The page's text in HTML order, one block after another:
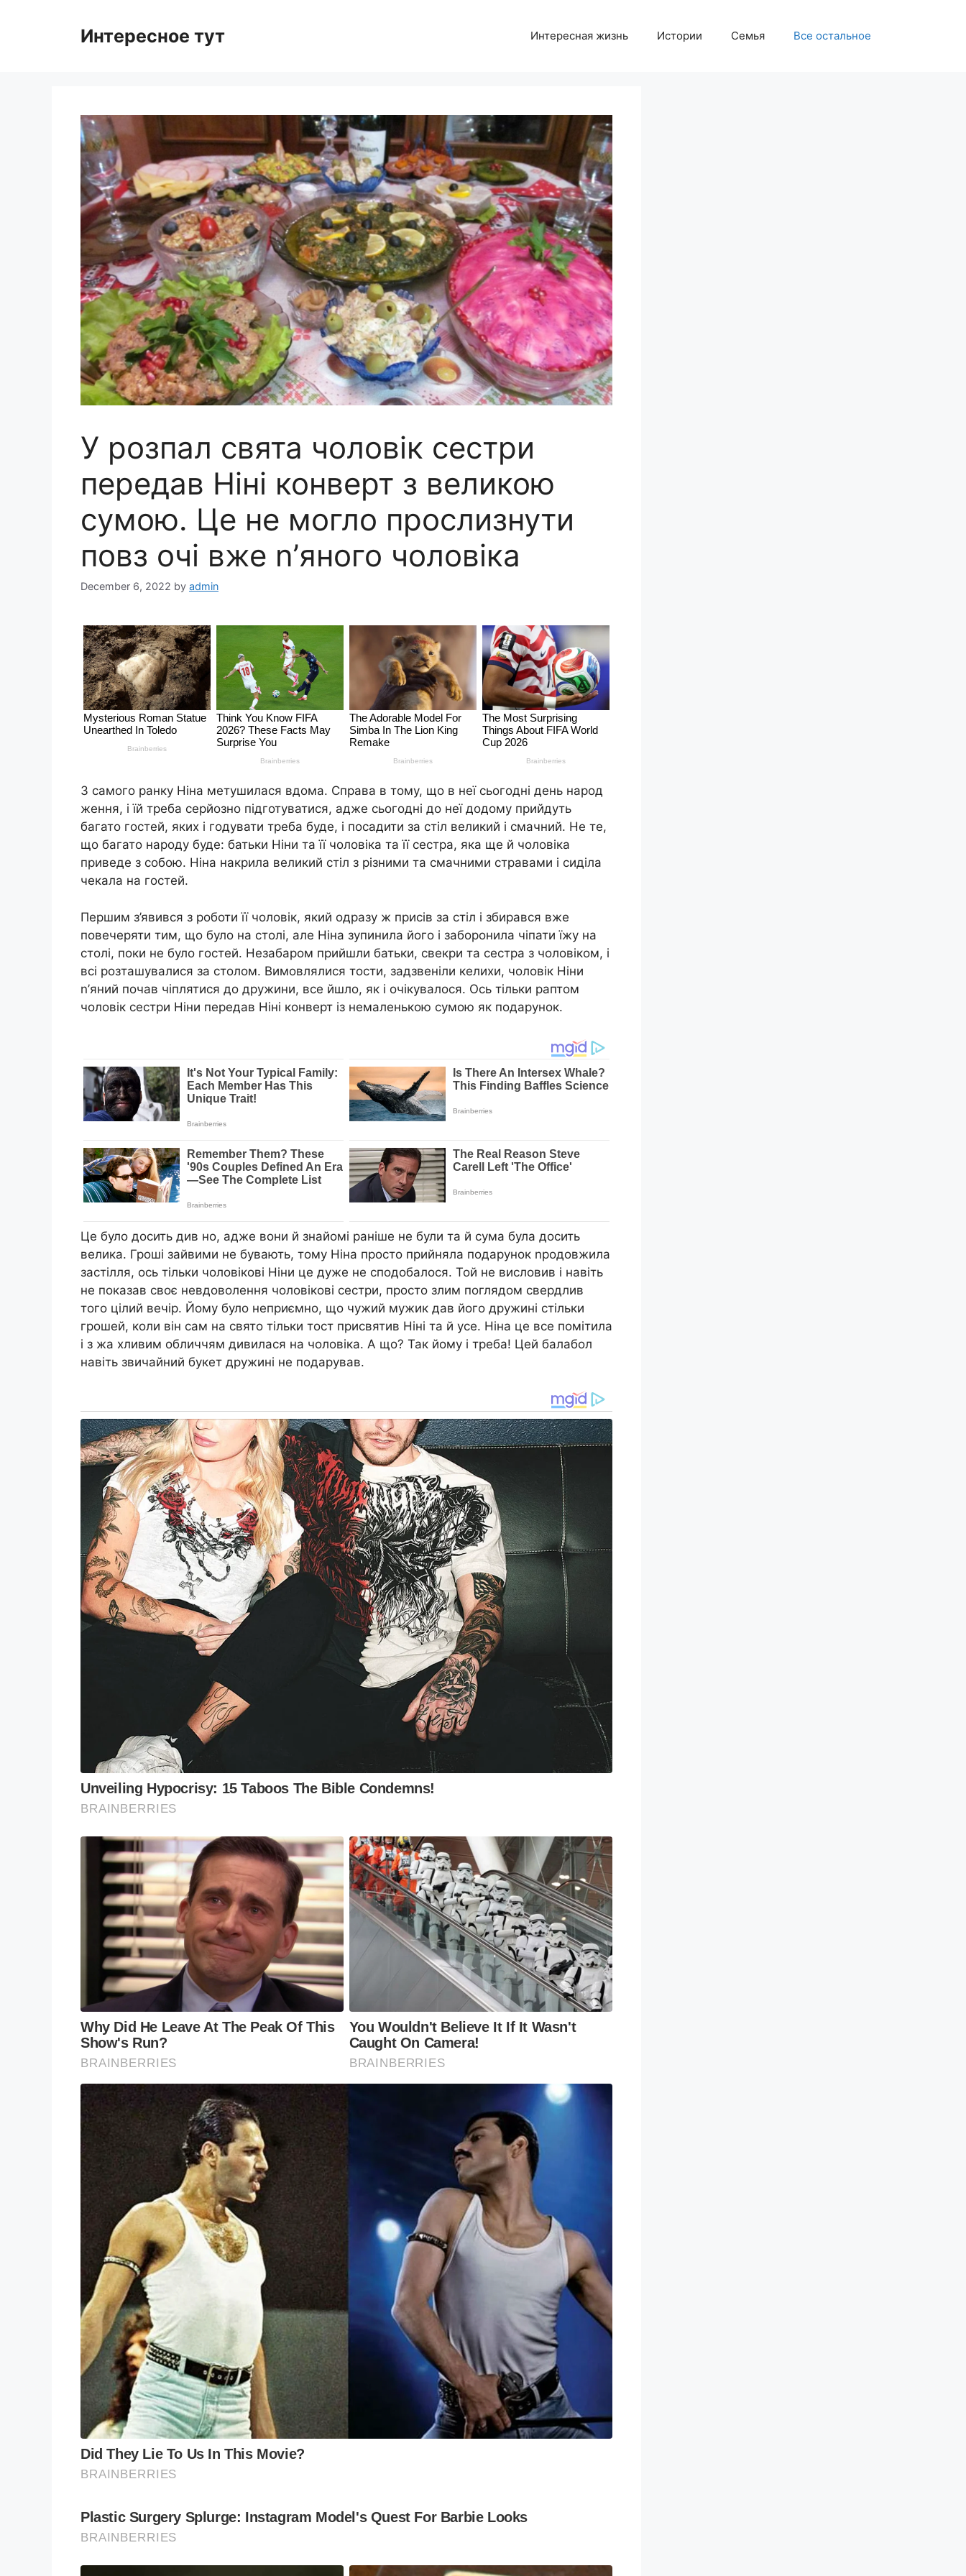
Интересное тут Интересная жизнь Истории Семья Все остальное
У розпал свята чоловік сестри
передав Ніні конверт з великою
сумою. Це не могло прослизнути
повз очі вже n’яного чоловіка
December 6, 2022 by admin
З самого ранку Ніна метушилася вдома. Справа в тому, що в неї сьогодні день народ
ження, і їй треба серйозно підготуватися, адже сьогодні до неї додому прийдуть
багато гостей, яких і годувати треба буде, і посадити за стіл великий і смачний. Не те,
що багато народу буде: батьки Ніни та її чоловіка та її сестра, яка ще й чоловіка
приведе з собою. Ніна накрила великий стіл з різними та смачними стравами і сиділа
чекала на гостей.
Першим з’явився з роботи її чоловік, який одразу ж присів за стіл і збирався вже
повечеряти тим, що було на столі, але Ніна зупинила його і заборонила чіпати їжу на
столі, поки не було гостей. Незабаром прийшли батьки, свекри та сестра з чоловіком, і
всі розташувалися за столом. Вимовлялися тости, задзвеніли келихи, чоловік Ніни
n’яний почав чіплятися до дружини, все йшло, як і очікувалося. Ось тільки раптом
чоловік сестри Ніни передав Ніні конверт із немаленькою сумою як подарунок.
Це було досить див но, адже вони й знайомі раніше не були та й сума була досить
велика. Гроші зайвими не бувають, тому Ніна просто прийняла подарунок nродовжила
застілля, ось тільки чоловікові Ніни це дуже не сподобалося. Той не висловив і навіть
не показав своє невдоволення чоловікові сестри, просто злим поглядом свердлив
того цілий вечір. Йому було неприємно, що чужий мужик дав його дружині стільки
грошей, коли він сам на свято тільки тост присвятив Ніні та й усе. Ніна це все помітила
і з жа хливим обличчям дивилася на чоловіка. А що? Так йому і треба! Цей балабол
навіть звичайний букет дружині не подарував.